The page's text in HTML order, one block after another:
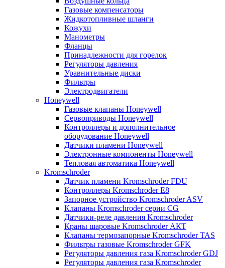
Газовые компенсаторы
Жидкотопливные шланги
Кожухи
Манометры
Фланцы
Принадлежности для горелок
Регуляторы давления
Уравнительные диски
Фильтры
Электродвигатели
Honeywell
Газовые клапаны Honeywell
Сервоприводы Honeywell
Контроллеры и дополнительное
оборудование Honeywell
Датчики пламени Honeywell
Электронные компоненты Honeywell
Тепловая автоматика Honeywell
Kromschroder
Датчик пламени Kromschroder FDU
Контроллеры Kromschroder E8
Запорное устройство Kromschroder ASV
Клапаны Kromschroder серии CG
Датчики-реле давления Kromschroder
Краны шаровые Kromschroder АКТ
Клапаны термозапорные Kromschroder TAS
Фильтры газовые Kromschroder GFK
Регуляторы давления газа Kromschroder GDJ
Регуляторы давления газа Kromschroder